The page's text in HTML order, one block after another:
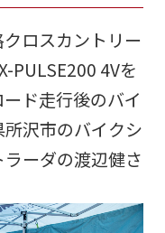
ロスカントリー
PULSE200 4Vを
ド走行後のバイ
沢市のバイクシ
ーダの渡辺健さ